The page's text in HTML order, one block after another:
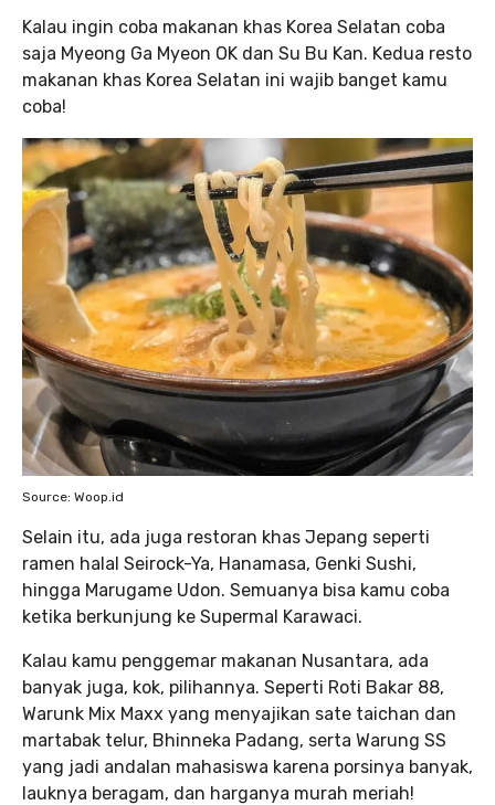
Kalau ingin coba makanan khas Korea Selatan coba
saja Myeong Ga Myeon OK dan Su Bu Kan. Kedua resto
makanan khas Korea Selatan ini wajib banget kamu
coba!
Source: Woop.id
Selain itu, ada juga restoran khas Jepang seperti
ramen halal Seirock-Ya, Hanamasa, Genki Sushi,
hingga Marugame Udon. Semuanya bisa kamu coba
ketika berkunjung ke Supermal Karawaci.
Kalau kamu penggemar makanan Nusantara, ada
banyak juga, kok, pilihannya. Seperti Roti Bakar 88,
Warunk Mix Maxx yang menyajikan sate taichan dan
martabak telur, Bhinneka Padang, serta Warung SS
yang jadi andalan mahasiswa karena porsinya banyak,
lauknya beragam, dan harganya murah meriah!